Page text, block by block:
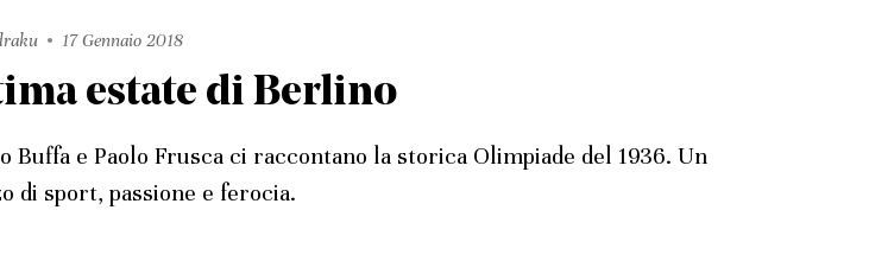
17 Gennaio 2018
estate di Berlino
Buffa e Paolo Frusca ci raccontano la storica Olimpiade del 1936. Un
di sport, passione e ferocia.